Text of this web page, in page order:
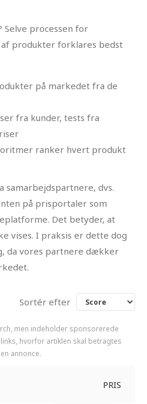
Selve processen for
produkter forklares bedst
på markedet fra de
fra kunder, tests fra
ranker hvert produkt
samarbejdspartnere, dvs.
på prisportaler som
Det betyder, at
vises. I praksis er dette dog
da vores partnere dækker
Sortér efter
men indeholder sponsorerede
hvorfor artiklen skal betragtes
annonce.
PRIS